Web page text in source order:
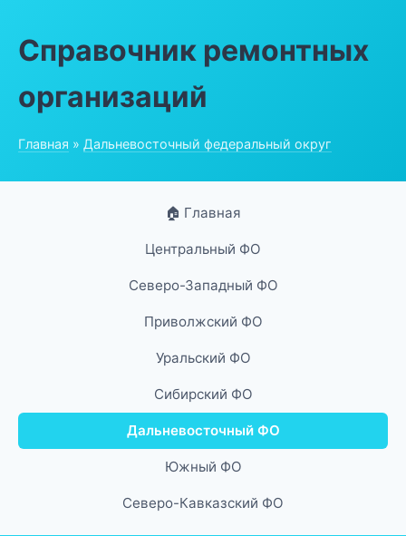
Справочник ремонтных
организаций
Главная » Дальневосточный федеральный округ
🏠 Главная
Центральный ФО
Северо-Западный ФО
Приволжский ФО
Уральский ФО
Сибирский ФО
Дальневосточный ФО
Южный ФО
Северо-Кавказский ФО